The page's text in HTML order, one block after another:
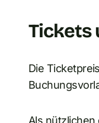
Tickets
Die
Als